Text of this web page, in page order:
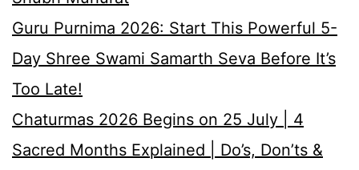
Guru Purnima 2026: Start This Powerful 5-
Day Shree Swami Samarth Seva Before It’s
Too Late!
Chaturmas 2026 Begins on 25 July | 4
Sacred Months Explained | Do’s, Don’ts &